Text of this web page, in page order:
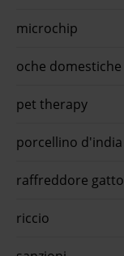
microchip
oche domestiche
pet therapy
porcellino d'india
raffreddore gatto
riccio